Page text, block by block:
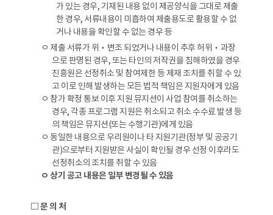
가 있는 경우, 기재된 내용 없이 제공양식을 그대로 제출
한 경우, 서류내용이 미흡하여 제출용도로 활용할 수 없
거나 내용을 확인할 수 없는 경우 등
ㅇ 제출 서류가 위‧변조 되었거나 내용이 추후 허위‧과장
으로 판명된 경우, 또는 타인의 저작권을 침해하였을 경우
진흥원은 선정취소 및 참여제한 등 제재 조치를 취할 수 있
고 이로 인해 발생하는 모든 법적 책임은 지원자에게 있음
ㅇ 참가 확정 통보 이후 지원 뮤지션이 사업 참여를 취소하는
경우, 각종 프로그램 지원은 취소되고 취소 수수료 발생 등
의 책임은 뮤지션(또는 수행기관)에게 있음
ㅇ 동일한 내용으로 우리원이나 타 지원기관(정부 및 공공기
관)으로부터 지원받은 사실이 확인될 경우 선정 이후라도
선정취소의 조치를 취할 수 있음
ㅇ 상기 공고 내용은 일부 변경될 수 있음
□ 문 의 처